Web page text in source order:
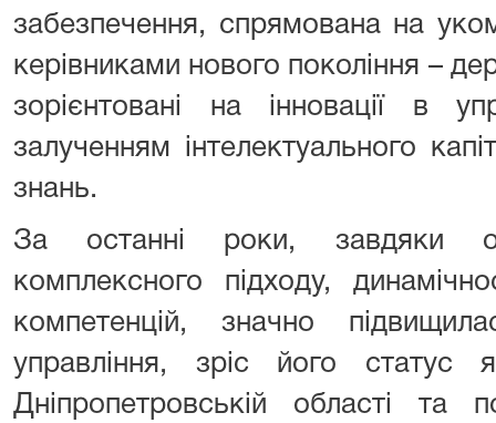
забезпечення, спрямована на
керівниками нового покоління –
зорієнтовані на інновації в
залученням інтелектуального
знань.
За останні роки, завдяки
комплексного підходу,
компетенцій, значно
управління, зріс його
Дніпропетровській області та